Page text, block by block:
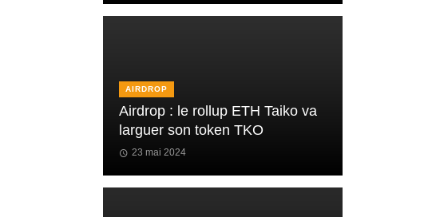
AIRDROP
Airdrop : le rollup ETH Taiko va
larguer son token TKO
23 mai 2024